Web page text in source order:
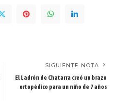
SIGUIENTE NOTA
El Ladrón de Chatarra creó un brazo
ortopédico para un niño de 7 años